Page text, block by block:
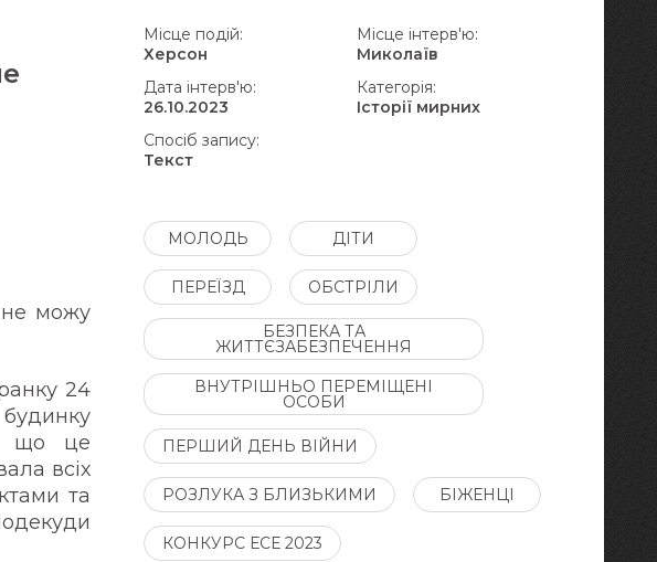
можу
24
що це
всіх
та
Місце подій:
Херсон
Місце інтерв'ю:
Миколаїв
Дата інтерв'ю:
26.10.2023
Категорія:
Історії мирних
Спосіб запису:
Текст
МОЛОДЬ ДІТИ
ПЕРЕЇЗД ОБСТРІЛИ
БЕЗПЕКА ТА
ЖИТТЄЗАБЕЗПЕЧЕННЯ
ВНУТРІШНЬО ПЕРЕМІЩЕНІ
ОСОБИ
ПЕРШИЙ ДЕНЬ ВІЙНИ
РОЗЛУКА З БЛИЗЬКИМИ БІЖЕНЦІ
КОНКУРС ЕСЕ 2023